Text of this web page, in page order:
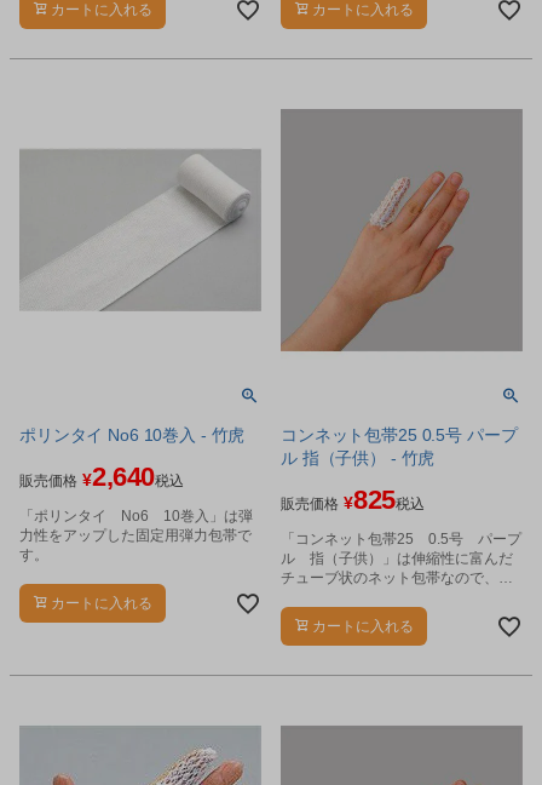
カートに入れる カートに入れる
ポリンタイ No6 10巻入 - 竹虎
販売価格 ¥2,640税込
「ポリンタイ No6 10巻入」は弾
力性をアップした固定用弾力包帯で
す。
カートに入れる
コンネット包帯25 0.5号 パープ
ル 指（子供） - 竹虎
販売価格 ¥825税込
「コンネット包帯25 0.5号 パープ
ル 指（子供）」は伸縮性に富んだ
チューブ状のネット包帯なので、当
す。
カートに入れる